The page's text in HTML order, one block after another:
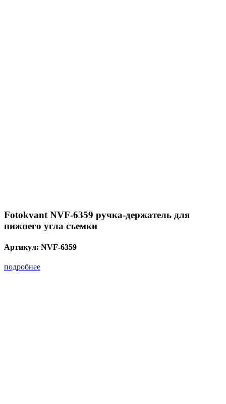
Fotokvant NVF-6359 ручка-держатель для
нижнего угла съемки
Артикул: NVF-6359
подробнее